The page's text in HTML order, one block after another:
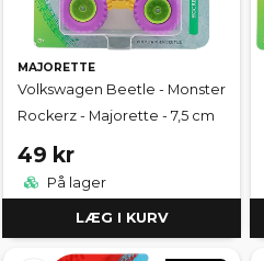
MAJORETTE
Volkswagen Beetle - Monster
Rockerz - Majorette - 7,5 cm
49 kr
På lager
LÆG I KURV